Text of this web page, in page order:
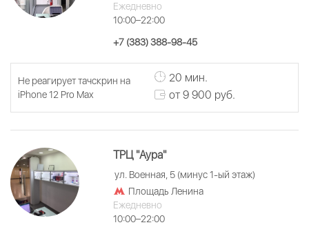
Ежедневно
10:00–22:00
+7 (383) 388-98-45
Не реагирует тачскрин на
iPhone 12 Pro Max
20 мин.
от 9 900 руб.
ТРЦ "Аура"
ул. Военная, 5 (минус 1-ый этаж)
Площадь Ленина
Ежедневно
10:00–22:00